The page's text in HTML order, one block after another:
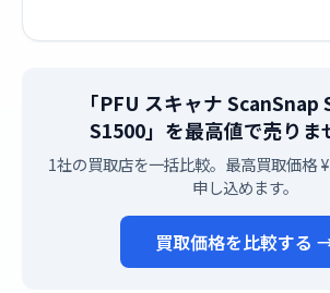
「PFU スキャナ ScanSnap
S1500」を最高値で売りま
1社の買取店を一括比較。最高買取価格
申し込めます。
買取価格を比較する